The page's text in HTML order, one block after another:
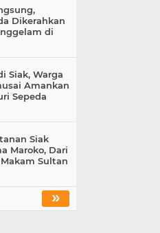
Dikerahkan
di
Siak, Warga
Amankan
Sepeda
Siak
Maroko, Dari
Sultan
»